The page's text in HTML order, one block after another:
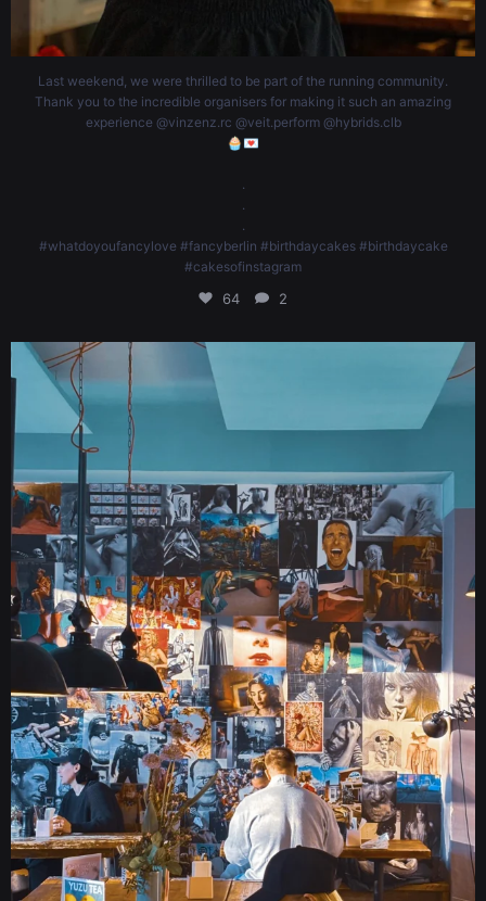
Last weekend, we were thrilled to be part of the running community.
Thank you to the incredible organisers for making it such an amazing
experience @vinzenz.rc @veit.perform @hybrids.clb
🧁💌
#whatdoyoufancylove #fancyberlin #birthdaycakes #birthdaycake
#cakesofinstagram
64 2
There are many places to be on Saturday afternoon, and they all start here.